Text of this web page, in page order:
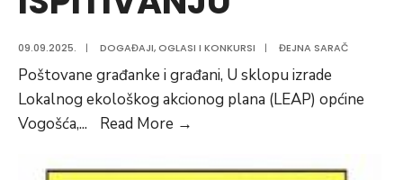
u
Općini
Vogošća
09.09.2025. | DOGAĐAJI,OGLASI I KONKURSI | ĐEJNA SARAČ
Poštovane građanke i građani, U sklopu izrade
Lokalnog ekološkog akcionog plana (LEAP) općine
Vogošća,... Read More →
UČEŠĆE